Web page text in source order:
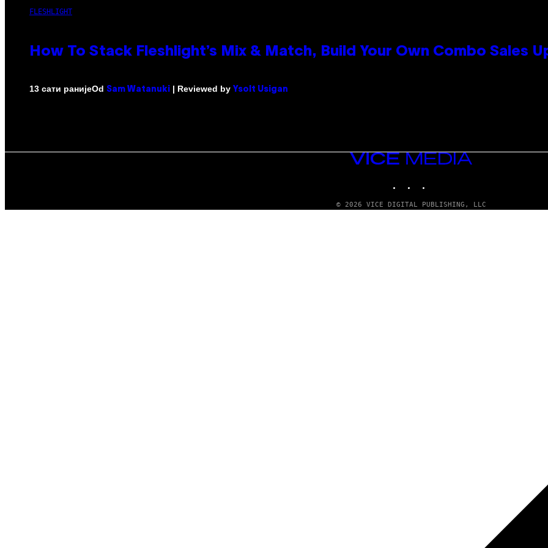
FLESHLIGHT
How To Stack Fleshlight’s Mix & Match, Build Your Own Combo Sales
13 сати ранијеOd Sam Watanuki | Reviewed by Ysolt Usigan
VICE
MEDIA
© 2026 VICE DIGITAL PUBLISHING, LLC